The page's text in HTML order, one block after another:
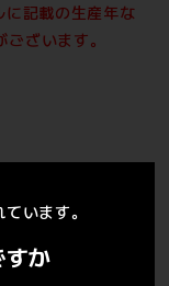
います。
か
記載の生産年な
ざいます。
て同時発送とな
ください。